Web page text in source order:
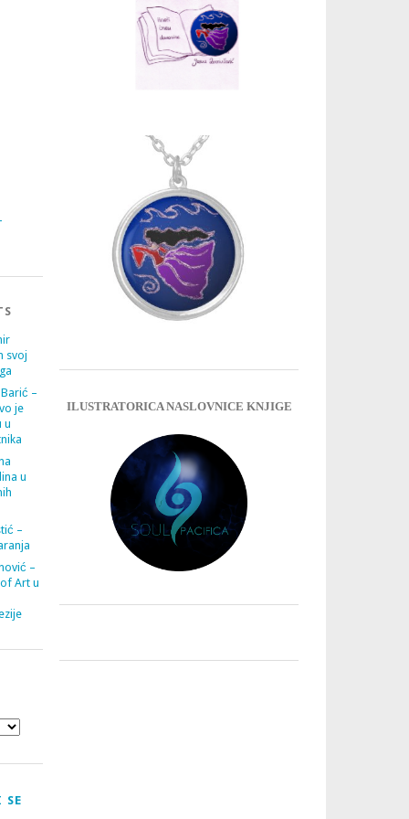
svoj
–
je
u
u
–
–
Art u
SE
ILUSTRATORICA NASLOVNICE KNJIGE